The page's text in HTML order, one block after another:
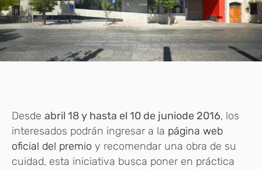
Desde abril 18 y hasta el 10 de juniode 2016, los
interesados podrán ingresar a la página web
oficial del premio y recomendar una obra de su
cuidad, esta iniciativa busca poner en práctica